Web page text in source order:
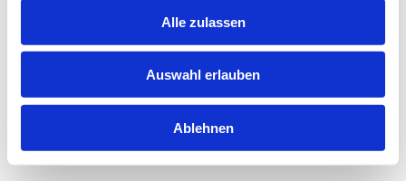
Alle zulassen
Auswahl erlauben
Ablehnen